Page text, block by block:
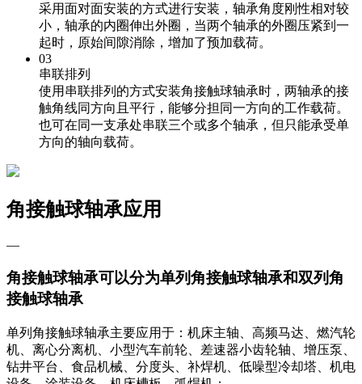
采用面对面安装的方式进行安装，轴承角度刚性相对较
小，轴承的内圈伸出外圈，当两个轴承的外圈压紧到一
起时，原始间隙消除，增加了预加载荷。
03
串联排列
使用串联排列的方式安装角接触球轴承时，两轴承的接
触角线同方向且平行，能够分担同一方向的工作载荷。
也可在同一支承处串联三个或多个轴承，但只能承受单
方向的轴向载荷。
角接触球轴承应用
—
角接触球轴承可以分为单列角接触球轴承和双列角
接触球轴承
单列角接触球轴承主要应用于：机床主轴、高频马达、燃汽轮
机、离心分离机、小型汽车前轮、差速器小齿轮轴、增压泵、
钻井平台、食品机械、分度头、补焊机、低噪型冷却塔、机电